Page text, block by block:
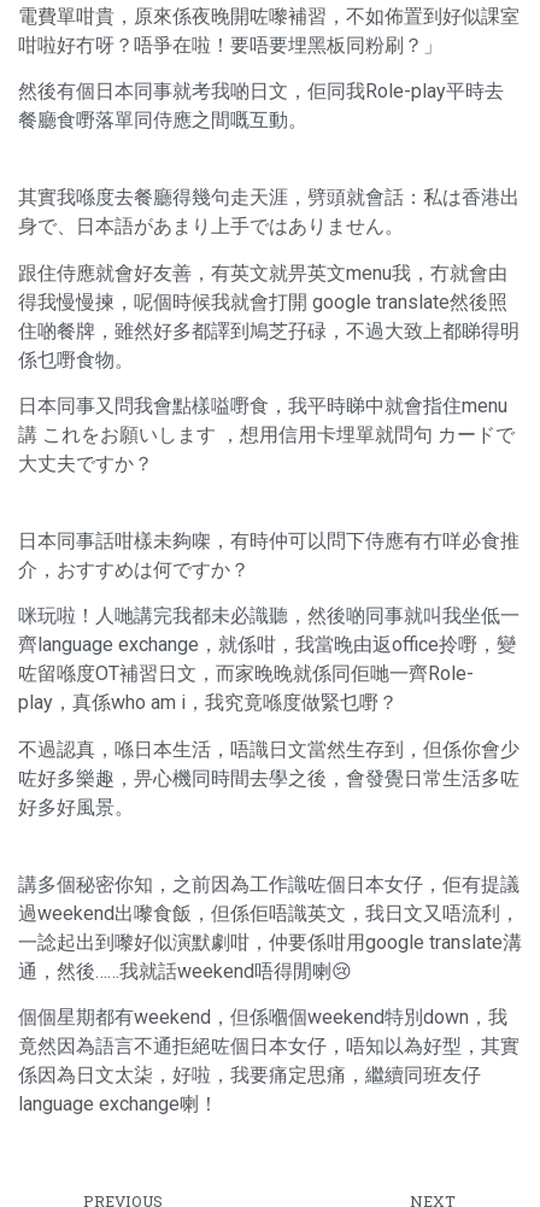
電費單咁貴，原來係夜晚開咗嚟補習，不如佈置到好似課室
咁啦好冇呀？唔爭在啦！要唔要埋黑板同粉刷？」
然後有個日本同事就考我啲日文，佢同我Role-play平時去
餐廳食嘢落單同侍應之間嘅互動。
其實我喺度去餐廳得幾句走天涯，劈頭就會話：私は香港出
身で、日本語があまり上手ではありません。
跟住侍應就會好友善，有英文就畀英文menu我，冇就會由
得我慢慢揀，呢個時候我就會打開 google translate然後照
住啲餐牌，雖然好多都譯到鳩芝孖碌，不過大致上都睇得明
係乜嘢食物。
日本同事又問我會點樣嗌嘢食，我平時睇中就會指住menu
講 これをお願いします ，想用信用卡埋單就問句 カードで
大丈夫ですか？
日本同事話咁樣未夠㗎，有時仲可以問下侍應有冇咩必食推
介，おすすめは何ですか？
咪玩啦！人哋講完我都未必識聽，然後啲同事就叫我坐低一
齊language exchange，就係咁，我當晚由返office拎嘢，變
咗留喺度OT補習日文，而家晚晚就係同佢哋一齊Role-
play，真係who am i，我究竟喺度做緊乜嘢？
不過認真，喺日本生活，唔識日文當然生存到，但係你會少
咗好多樂趣，畀心機同時間去學之後，會發覺日常生活多咗
好多好風景。
講多個秘密你知，之前因為工作識咗個日本女仔，佢有提議
過weekend出嚟食飯，但係佢唔識英文，我日文又唔流利，
一諗起出到嚟好似演默劇咁，仲要係咁用google translate溝
通，然後……我就話weekend唔得閒喇😢
個個星期都有weekend，但係嗰個weekend特別down，我
竟然因為語言不通拒絕咗個日本女仔，唔知以為好型，其實
係因為日文太柒，好啦，我要痛定思痛，繼續同班友仔
language exchange喇！
PREVIOUS NEXT